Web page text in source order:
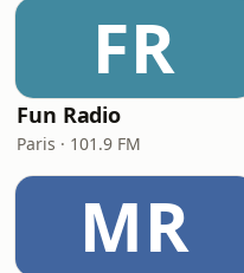
FR
Fun Radio
Paris · 101.9 FM
MR